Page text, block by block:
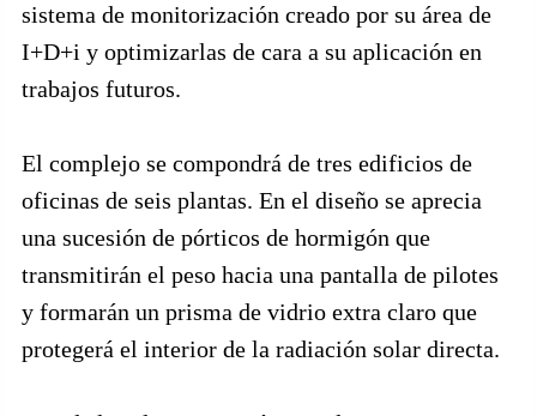
sistema de monitorización creado por su área de
I+D+i y optimizarlas de cara a su aplicación en
trabajos futuros.
El complejo se compondrá de tres edificios de
oficinas de seis plantas. En el diseño se aprecia
una sucesión de pórticos de hormigón que
transmitirán el peso hacia una pantalla de pilotes
y formarán un prisma de vidrio extra claro que
protegerá el interior de la radiación solar directa.